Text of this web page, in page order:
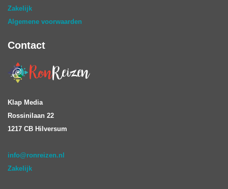
Zakelijk
Algemene voorwaarden
Contact
Klap Media
Rossinilaan 22
1217 CB Hilversum
info@ronreizen.nl
Zakelijk